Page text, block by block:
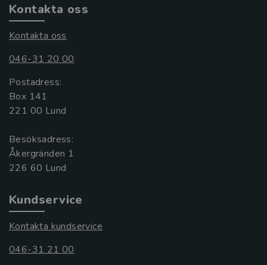
Kontakta oss
Kontakta oss
046-31 20 00
Postadress:
Box 141
221 00 Lund
Besöksadress:
Åkergränden 1
Kundservice
Kontakta kundservice
046-31 21 00